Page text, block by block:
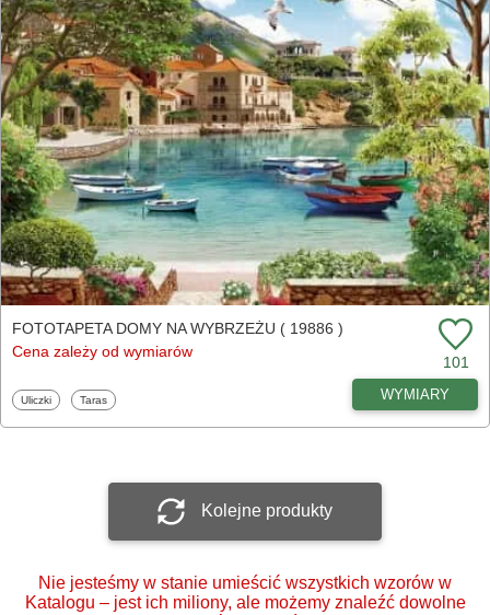
FOTOTAPETA DOMY NA WYBRZEŻU ( 19886 )
Cena zależy od wymiarów
101
Fototapety
Uliczki Fototapety
Taras WYMIARY
Kolejne produkty
Nie jesteśmy w stanie umieścić wszystkich wzorów w
Katalogu – jest ich miliony, ale możemy znaleźć dowolne